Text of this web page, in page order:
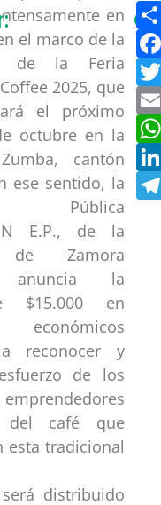
en
el marco de la
de la Feria
2025, que
el próximo
octubre en la
cantón
ese sentido, la
Pública
E.P., de la
de Zamora
anuncia la
$15.000 en
económicos
reconocer y
de los
del café que
esta tradicional
distribuido